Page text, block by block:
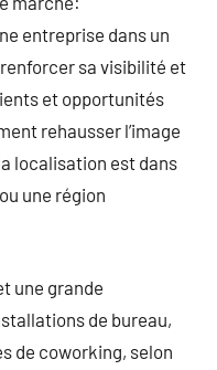
entreprise dans un
sa visibilité et
et opportunités
rehausser l’image
localisation est dans
une région
une grande
de bureau,
de coworking, selon